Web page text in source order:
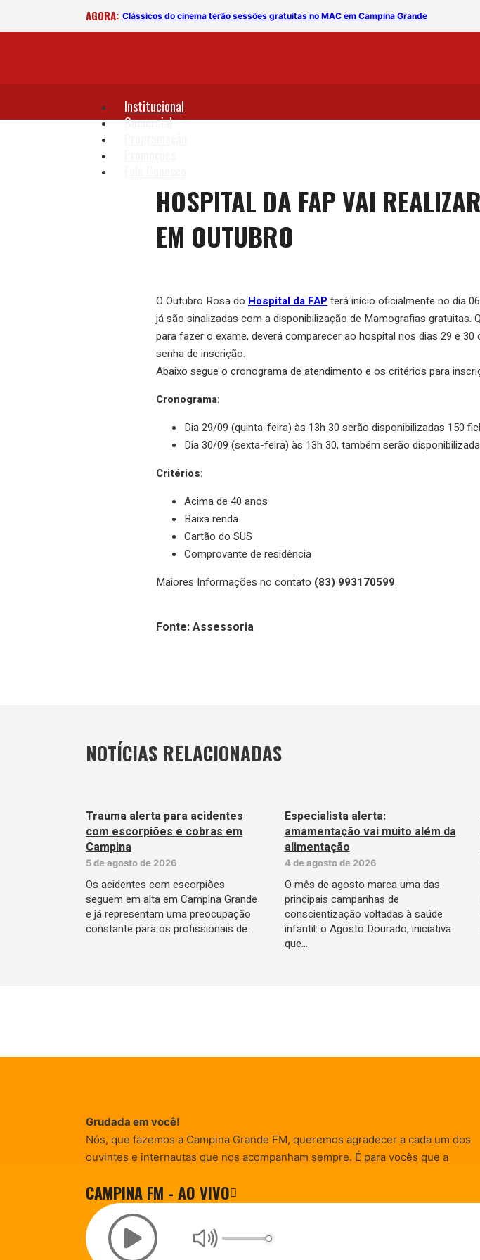
AGORA: Clássicos do cinema terão sessões gratuitas no MAC em Campina Grande
Institucional
Comercial
CAMPINA FM - AO VIVO
HOSPITAL DA FAP VAI
EM OUTUBRO
O Outubro Rosa do Hospital da FAP terá início oficialmente no dia
já são sinalizadas com a disponibilização de Mamografias gratuitas.
para fazer o exame, deverá comparecer ao hospital nos dias 29 e 30
senha de inscrição.
Abaixo segue o cronograma de atendimento e os critérios para
Cronograma:
Dia 29/09 (quinta-feira) às 13h 30 serão disponibilizadas 150
Dia 30/09 (sexta-feira) às 13h 30, também serão
Critérios:
Acima de 40 anos
Baixa renda
Cartão do SUS
Comprovante de residência
Maiores Informações no contato (83) 993170599.
Fonte: Assessoria
NOTÍCIAS RELACIONADAS
Trauma alerta para acidentes
com escorpiões e cobras em
Campina
5 de agosto de 2026
Os acidentes com escorpiões
seguem em alta em Campina Grande
e já representam uma preocupação
constante para os profissionais de…
Especialista alerta:
amamentação vai muito além da
alimentação
4 de agosto de 2026
O mês de agosto marca uma das
principais campanhas de
conscientização voltadas à saúde
infantil: o Agosto Dourado, iniciativa
que…
Grudada em você!
Nós, que fazemos a Campina Grande FM, queremos agradecer a cada um dos
ouvintes e internautas que nos acompanham sempre. É para vocês que a
entretenimento, promocionais e de conscientização) são realizadas.
© Campina FM 1978 – 2026.Termos de Uso